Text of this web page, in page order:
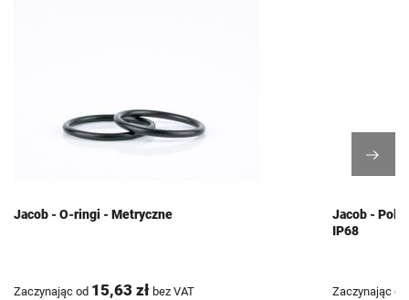
Jacob - O-ringi - Metryczne
Zaczynając od 15,63 zł bez VAT
Jacob -
IP68
Zaczynając od